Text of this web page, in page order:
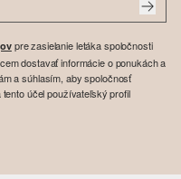
pre zasielanie letáka spoločnosti
dostavať informácie o ponukách a
a súhlasím, aby spoločnosť
účel používateľský profil